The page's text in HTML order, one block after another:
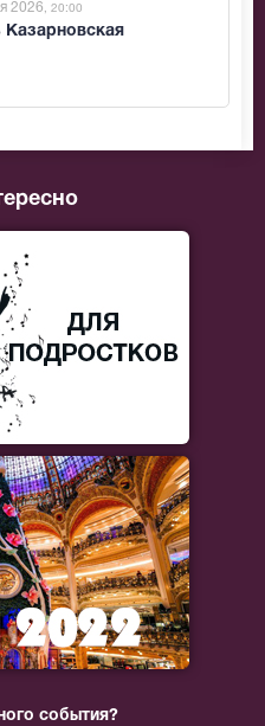
2026 , 20:00
события?